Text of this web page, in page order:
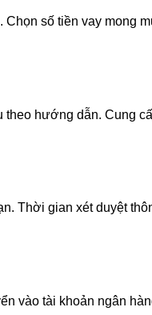
số tiền vay mong
hướng dẫn. Cung
Thời gian xét duyệt
vào tài khoản ngân